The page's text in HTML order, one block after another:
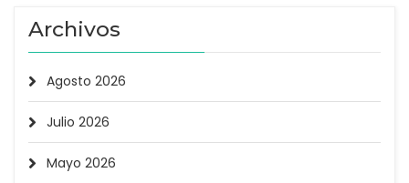
Archivos
Agosto 2026
Julio 2026
Mayo 2026